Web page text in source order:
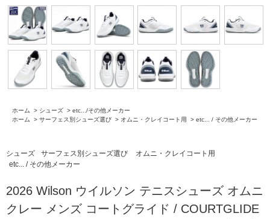
ホーム > シューズ > etc.../その他メーカー
ホーム
> サーフェス別シューズ選び > オムニ・クレイコート用 > etc... / その他メーカー
シューズ サーフェス別シューズ選び
オムニ・クレイコート用
etc... / その他メーカー
2026 Wilson ウイルソン テニスシューズ オムニ
クレー メンズ コートグライド / COURTGLIDE